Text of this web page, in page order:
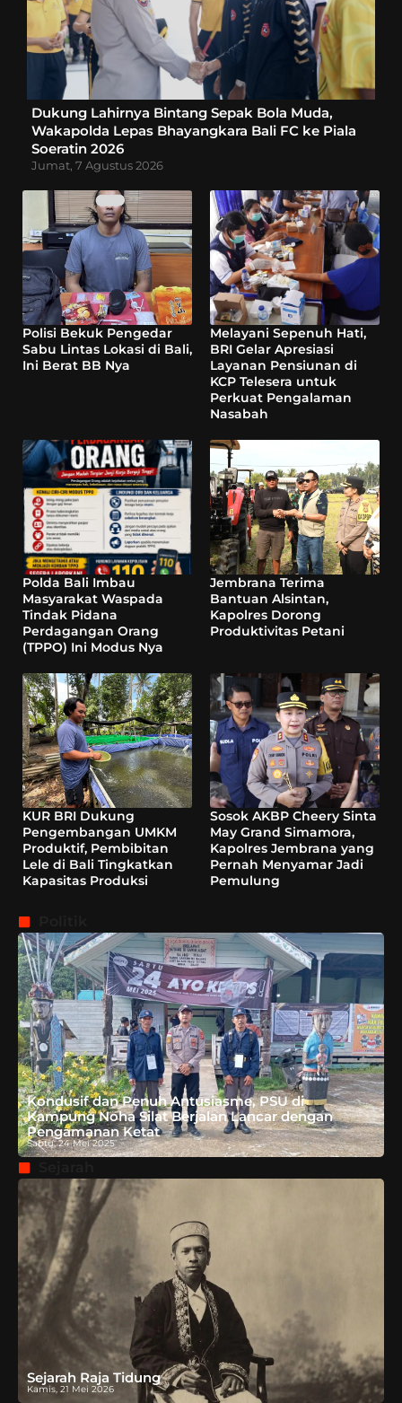
Dukung Lahirnya Bintang Sepak Bola Muda,
Wakapolda Lepas Bhayangkara Bali FC ke Piala
Soeratin 2026
Jumat, 7 Agustus 2026
Polisi Bekuk Pengedar
Sabu Lintas Lokasi di Bali,
Ini Berat BB Nya
Melayani Sepenuh Hati,
BRI Gelar Apresiasi
Layanan Pensiunan di
KCP Telesera untuk
Perkuat Pengalaman
Nasabah
Polda Bali Imbau
Masyarakat Waspada
Tindak Pidana
Perdagangan Orang
(TPPO) Ini Modus Nya
Jembrana Terima
Bantuan Alsintan,
Kapolres Dorong
Produktivitas Petani
KUR BRI Dukung
Pengembangan UMKM
Produktif, Pembibitan
Lele di Bali Tingkatkan
Kapasitas Produksi
Sosok AKBP Cheery Sinta
May Grand Simamora,
Kapolres Jembrana yang
Pernah Menyamar Jadi
Pemulung
Kondusif dan Penuh Antusiasme, PSU di
Kampung Noha Silat Berjalan Lancar dengan
Pengamanan Ketat
Sabtu, 24 Mei 2025
Sejarah Raja Tidung
Kamis, 21 Mei 2026